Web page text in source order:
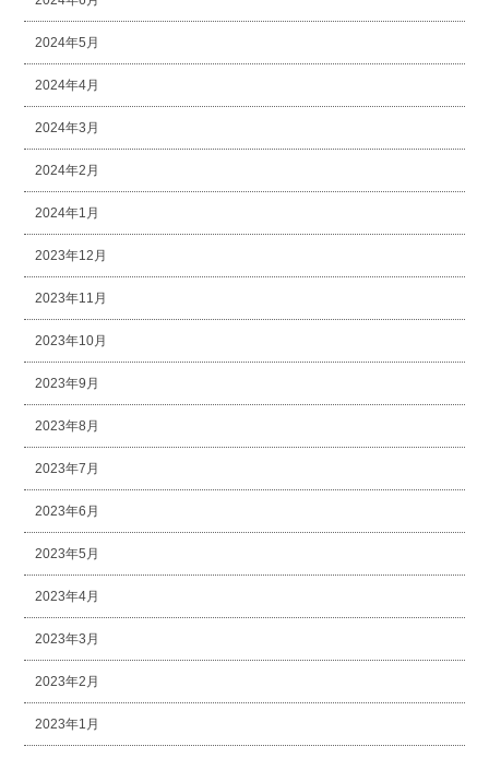
2024年5月
2024年4月
2024年3月
2024年2月
2024年1月
2023年12月
2023年11月
2023年10月
2023年9月
2023年8月
2023年7月
2023年6月
2023年5月
2023年4月
2023年3月
2023年2月
2023年1月